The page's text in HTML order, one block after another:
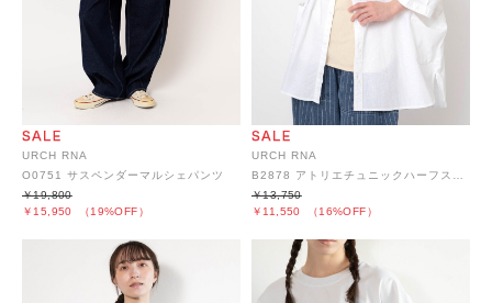
URCH RNA
O0751 サスペンダーマルシェパンツ
￥15,950 （19%OFF）
￥19,800
URCH RNA
￥11,550 （16%OFF）
￥13,750